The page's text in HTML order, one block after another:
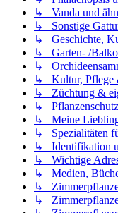
↳ Vanda und
↳ Sonstige
↳ Geschichte,
↳ Garten- /
↳
↳ Kultur, Pflege
↳ Züchtung &
↳
↳ Meine
↳ Spezialitäten
↳ Identifikation
↳ Wichtige
↳ Medien,
↳
↳